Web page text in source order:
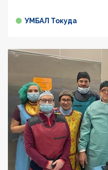
УМБАЛ Токуда